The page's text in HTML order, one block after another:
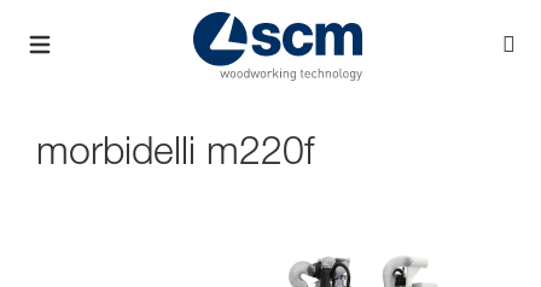
morbidelli m220f